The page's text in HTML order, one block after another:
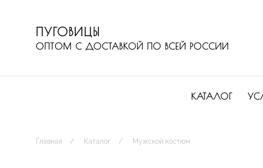
ПУГОВИЦЫ
ОПТОМ С ДОСТАВКОЙ ПО ВСЕЙ РОССИИ
КАТАЛОГ
Главная Каталог Мужской костюм